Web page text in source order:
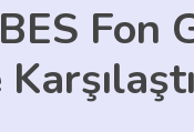
Fon